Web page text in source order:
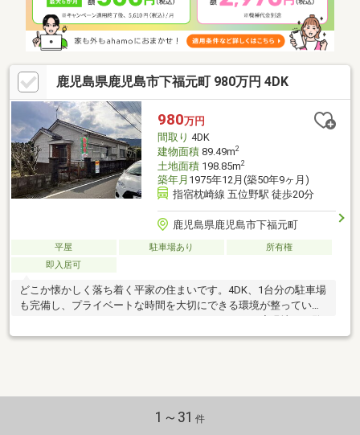
鹿児島県鹿児島市下福元町 980万円 4DK
980万円
間取り 4DK
建物面積89.49m2
土地面積198.85m2
築年月 1975年12月(築50年9ヶ月)
指宿枕崎線 五位野駅 徒歩20分
鹿児島県鹿児島市下福元町
平屋 駐車場あり
所有権
即入居可
どこか懐かしく落ち着く平家の住まいです。4DK、1台分の駐車場
も完備し、プライベートな時間を大切にできる環境が整っていま
ください！
1～31 件